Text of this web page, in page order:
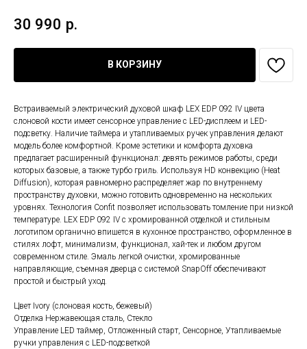
30 990 р.
В КОРЗИНУ
Встраиваемый электрический духовой шкаф LEX EDP 092 IV цвета
слоновой кости имеет сенсорное управление с LED-дисплеем и LED-
подсветку. Наличие таймера и утапливаемых ручек управления делают
модель более комфортной. Кроме эстетики и комфорта духовка
предлагает расширенный функционал: девять режимов работы, среди
которых базовые, а также турбо гриль. Используя HD конвекцию (Heat
Diffusion), которая равномерно распределяет жар по внутреннему
пространству духовки, можно готовить одновременно на нескольких
уровнях. Технология Confit позволяет использовать томление при низкой
температуре. LEX EDP 092 IV с хромированной отделкой и стильным
логотипом органично впишется в кухонное пространство, оформленное в
стилях лофт, минимализм, функционал, хай-тек и любом другом
современном стиле. Эмаль легкой очистки, хромированные
направляющие, съемная дверца с системой SnapOff обеспечивают
простой и быстрый уход.
Цвет Ivory (слоновая кость, бежевый)
Отделка Нержавеющая сталь, Стекло
Управление LED таймер, Отложенный старт, Сенсорное, Утапливаемые
ручки управления с LED-подсветкой